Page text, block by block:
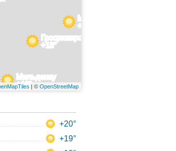
Мариенберг
+18°
Гросрюкерсвальде
+18°
Мильденау
+18°| © OpenStreetMap
+20°
+19°